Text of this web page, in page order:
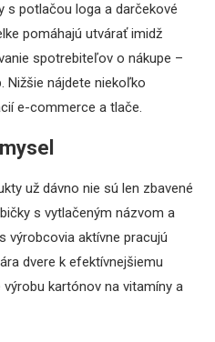
s potlačou loga a darčekové
pomáhajú utvárať imidž
spotrebiteľov o nákupe –
Nižšie nájdete niekoľko
e-commerce a tlače.
už dávno nie sú len zbavené
s vytlačeným názvom a
výrobcovia aktívne pracujú
dvere k efektívnejšiemu
kartónov na vitamíny a